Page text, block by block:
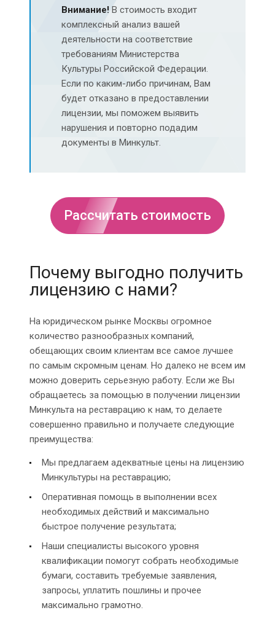
Внимание! В стоимость входит
комплексный анализ вашей
деятельности на соответствие
требованиям Министерства
Культуры Российской Федерации.
Если по каким-либо причинам, Вам
будет отказано в предоставлении
лицензии, мы поможем выявить
нарушения и повторно подадим
документы в Минкульт.
Рассчитать стоимость
Почему выгодно получить
лицензию с нами?
На юридическом рынке Москвы огромное
количество разнообразных компаний,
обещающих своим клиентам все самое лучшее
по самым скромным ценам. Но далеко не всем им
можно доверить серьезную работу. Если же Вы
обращаетесь за помощью в получении лицензии
Минкульта на реставрацию к нам, то делаете
совершенно правильно и получаете следующие
преимущества:
Мы предлагаем адекватные цены на лицензию
Минкультуры на реставрацию;
Оперативная помощь в выполнении всех
необходимых действий и максимально
быстрое получение результата;
Наши специалисты высокого уровня
квалификации помогут собрать необходимые
бумаги, составить требуемые заявления,
запросы, уплатить пошлины и прочее
максимально грамотно.